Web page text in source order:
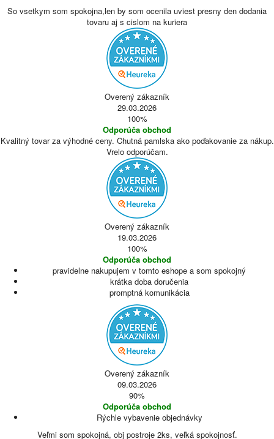
So vsetkym som spokojna,len by som ocenila uviest presny den dodania
tovaru aj s cislom na kuriera
Overený zákazník
29.03.2026
100%
Odporúča obchod
Kvalitný tovar za výhodné ceny. Chutná pamlska ako poďakovanie za nákup.
Vrelo odporúčam.
Overený zákazník
19.03.2026
100%
Odporúča obchod
pravidelne nakupujem v tomto eshope a som spokojný
krátka doba doručenia
promptná komunikácia
Overený zákazník
09.03.2026
90%
Odporúča obchod
Rýchle vybavenie objednávky
Veľmi som spokojná, obj postroje 2ks, veľká spokojnosť.